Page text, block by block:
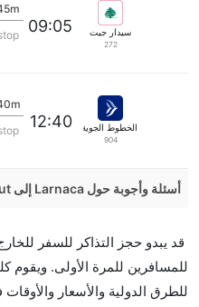
سيدار جيت
272
09:05
الخطوط الجوية ايجه
904
12:40
أسئلة وأجوبة حول Larnaca إلى Beirut الرحلات الجوية
إلىبيروت مما تستغرقه
نعم. توفر كل من أسرع
هل توفر شركات الطيران
قد يبدو حجز التذاكر للسفر
للمسافرين للمرة الأولى. ويقوم
للطرق الدولية والأسعار